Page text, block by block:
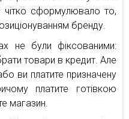
чітко сформулювало то,
бренду.
не були фіксованими:
товари в кредит. Але
ви платите призначену
платите готівкою
магазин.